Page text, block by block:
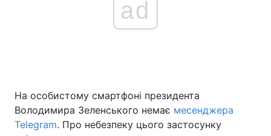
Економіка Світ
Спорт
ad
На особистому смартфоні президента
Володимира Зеленського немає месенджера
Telegram. Про небезпеку цього застосунку